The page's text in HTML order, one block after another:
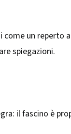
come un
spiegazioni.
il fascino è